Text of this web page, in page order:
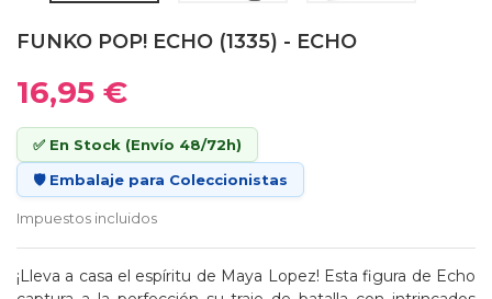
FUNKO POP! ECHO (1335) - ECHO
16,95 €
✅ En Stock (Envío 48/72h)
🛡️ Embalaje para Coleccionistas
Impuestos incluidos
¡Lleva a casa el espíritu de Maya Lopez! Esta figura de Echo